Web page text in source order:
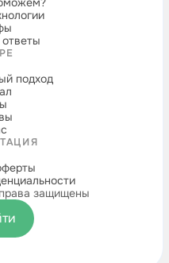
подход
защищены